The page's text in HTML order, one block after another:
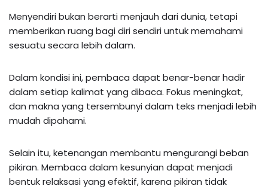
Menyendiri bukan berarti menjauh dari dunia, tetapi
memberikan ruang bagi diri sendiri untuk memahami
sesuatu secara lebih dalam.
Dalam kondisi ini, pembaca dapat benar-benar hadir
dalam setiap kalimat yang dibaca. Fokus meningkat,
dan makna yang tersembunyi dalam teks menjadi lebih
mudah dipahami.
Selain itu, ketenangan membantu mengurangi beban
pikiran. Membaca dalam kesunyian dapat menjadi
bentuk relaksasi yang efektif, karena pikiran tidak